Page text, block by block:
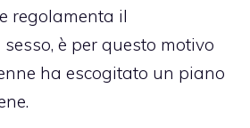
regolamenta il
è per questo motivo
ha escogitato un piano